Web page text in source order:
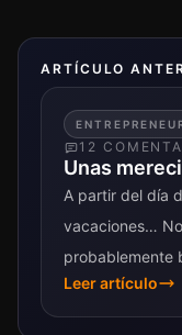
ARTÍCULO
12
Unas
A partir del día
vacaciones…
probablemente
semanales
Leer artículo